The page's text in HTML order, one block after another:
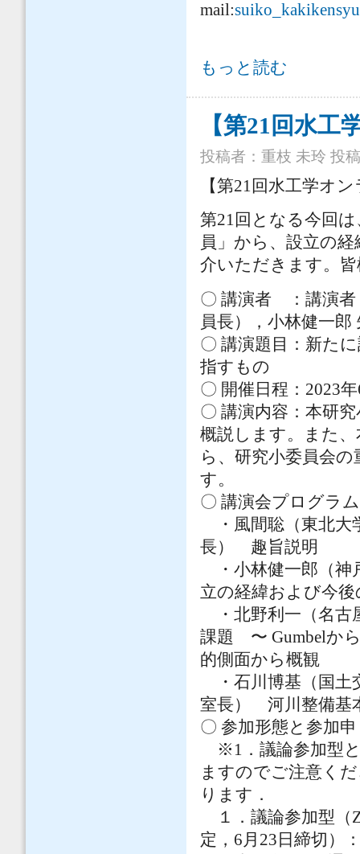
mail:
第５８回水工学に関する夏期研修会
もっと読む
【第21回水工
投稿者： 重枝 未玲 投
【第21回水工学オ
第21回となる今回
員」から、設立の
介いただきます。
〇 講演者 ：講演者
員長），小林健一
〇 講演題目：新た
指すもの
〇 開催日程：2023
〇 講演内容：本研
概説します。また
ら、研究小委員会
す。
〇 講演会プログラ
・風間聡（東北大
長） 趣旨説明
・小林健一郎（神
立の経緯および今後
・北野利一（名古
課題 〜 Gumbelか
的側⾯から概観
・石川博基（国土
室長） 河川整備基
〇 参加形態と参加
※1．議論参加型と
ますのでご注意く
ります．
１．議論参加型（
定，6月23日締切）